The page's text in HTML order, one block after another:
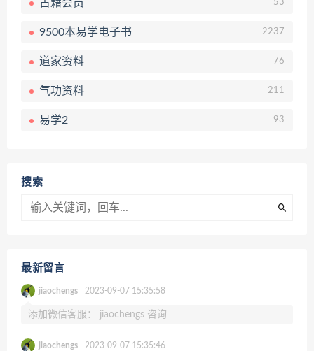
古籍会员 53
9500本易学电子书 2237
道家资料 76
气功资料 211
易学2 93
搜索
最新留言
jiaochengs 2023-09-07 15:35:58
添加微信客服： jiaochengs 咨询
jiaochengs 2023-09-07 15:35:46